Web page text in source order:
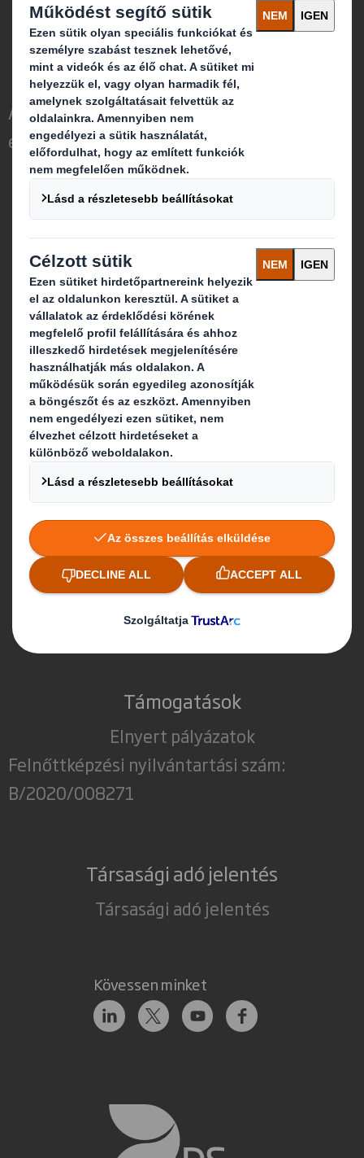
Kik vagyunk
A DS Smith-ről
Az International Paperről
Az International Paper és a DS Smith
egyesítéséről
Termékek és szolgáltatások
Fenntarthatóság
Média
Mit kínálunk
Csomagolási megoldások
Papíripari termékek
Újrahasznosítási szolgáltatások
Kapcsolat
Telephelyeink
Kapcsolat
Támogatások
Elnyert pályázatok
Felnőttképzési nyilvántartási szám:
B/2020/008271
Társasági adó jelentés
Társasági adó jelentés
Kövessen minket